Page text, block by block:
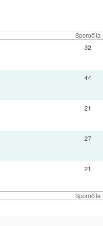
Sporočila
Sporočila
32
44
21
27
21